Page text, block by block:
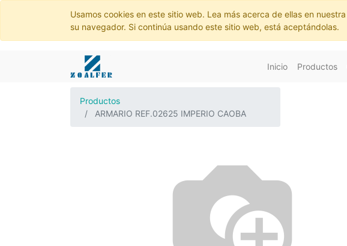
Usamos cookies en este sitio web. Lea más acerca de ellas en nuestra
su navegador. Si continúa usando este sitio web, está aceptándolas.
Inicio Productos
Productos
ARMARIO REF.02625 IMPERIO CAOBA